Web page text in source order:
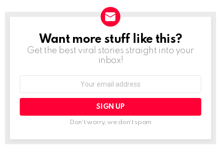
NEWSLETTER
Want more stuff like this?
Get the best viral stories straight into your
inbox!
Don't worry, we don't spam